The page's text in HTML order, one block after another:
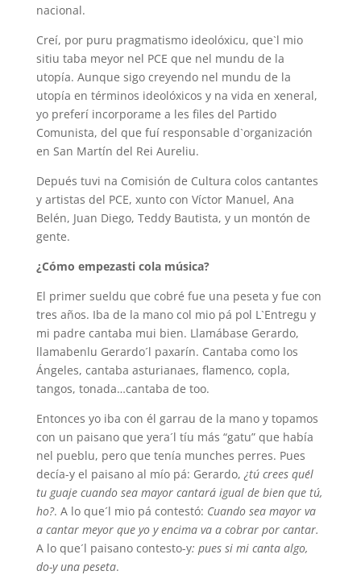
nacional.
Creí, por puru pragmatismo ideolóxicu, que`l mio
sitiu taba meyor nel PCE que nel mundu de la
utopía. Aunque sigo creyendo nel mundu de la
utopía en términos ideolóxicos y na vida en xeneral,
yo preferí incorporame a les files del Partido
Comunista, del que fuí responsable d`organización
en San Martín del Rei Aureliu.
Depués tuvi na Comisión de Cultura colos cantantes
y artistas del PCE, xunto con Víctor Manuel, Ana
Belén, Juan Diego, Teddy Bautista, y un montón de
gente.
¿Cómo empezasti cola música?
El primer sueldu que cobré fue una peseta y fue con
tres años. Iba de la mano col mio pá pol L`Entregu y
mi padre cantaba mui bien. Llamábase Gerardo,
llamabenlu Gerardo´l paxarín. Cantaba como los
Ángeles, cantaba asturianaes, flamenco, copla,
tangos, tonada…cantaba de too.
Entonces yo iba con él garrau de la mano y topamos
con un paisano que yera´l tíu más “gatu” que había
nel pueblu, pero que tenía munches perres. Pues
decía-y el paisano al mío pá: Gerardo, ¿tú crees que´l
tu guaje cuando sea mayor cantará igual de bien que tú,
ho?. A lo que´l mio pá contestó: Cuando sea mayor va
a cantar meyor que yo y encima va a cobrar por cantar.
A lo que´l paisano contesto-y: pues si mi canta algo,
do-y una peseta.